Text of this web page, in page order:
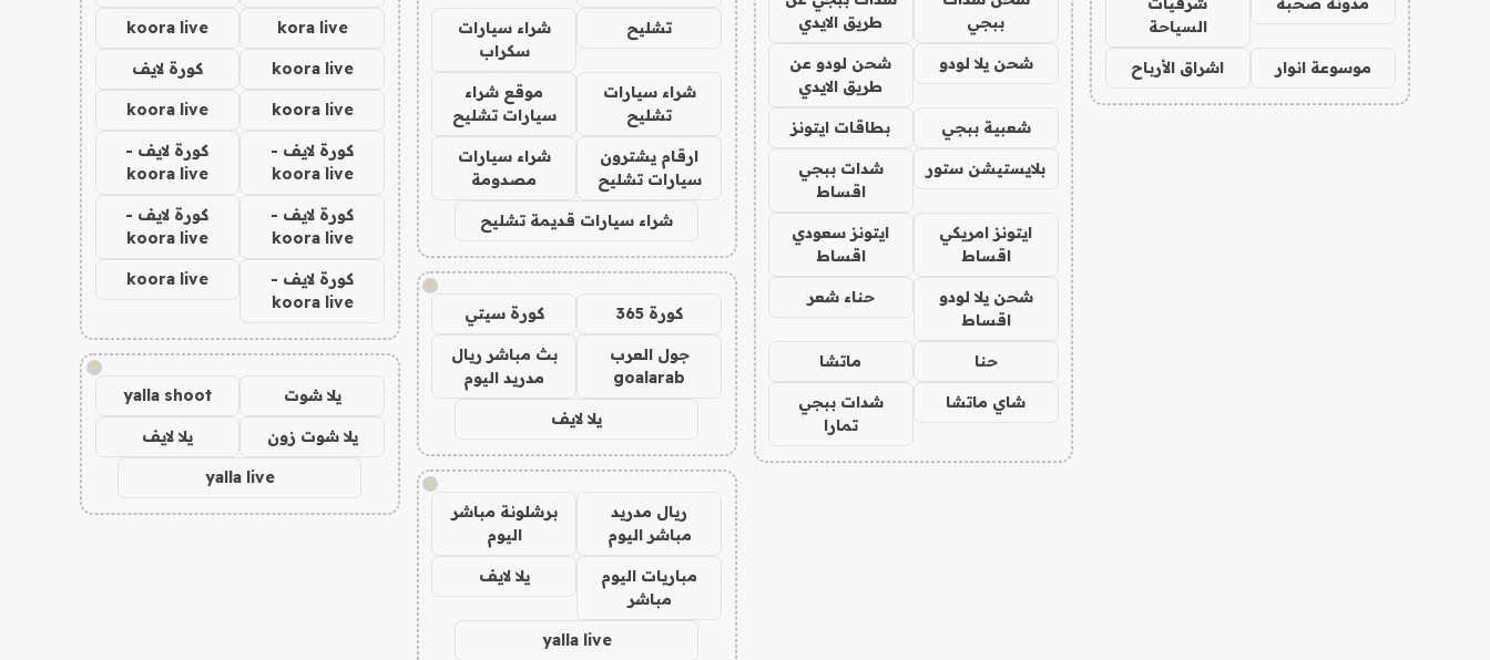
السياحة
موسوعة انوار اشراق الأرباح
ببجي
طريق الايدي
شحن يلا لودو
شحن لودو عن
طريق الايدي
شعبية ببجي بطاقات ايتونز
بلايستيشن ستور
شدات ببجي
اقساط
ايتونز امريكي
اقساط
ايتونز سعودي
اقساط
شحن يلا لودو
اقساط
حناء شعر
حنا ماتشا
شاي ماتشا
شدات ببجي
تمارا
تشليح
شراء سيارات
سكراب
شراء سيارات
تشليح
موقع شراء
سيارات تشليح
ارقام يشترون
سيارات تشليح
شراء سيارات
مصدومة
شراء سيارات قديمة تشليح
!
كورة 365 كورة سيتي
جول العرب
goalarab
بث مباشر ريال
مدريد اليوم
يلا لايف
!
ريال مدريد
مباشر اليوم
برشلونة مباشر
اليوم
مباريات اليوم
مباشر
يلا لايف
yalla live
kora live
koora live
koora live كورة لايف
koora live
koora live
كورة لايف -
koora live
كورة لايف -
koora live
كورة لايف -
koora live
كورة لايف -
koora live
كورة لايف -
koora live
koora live
!
يلا شوت yalla shoot
يلا شوت زون يلا لايف
yalla live